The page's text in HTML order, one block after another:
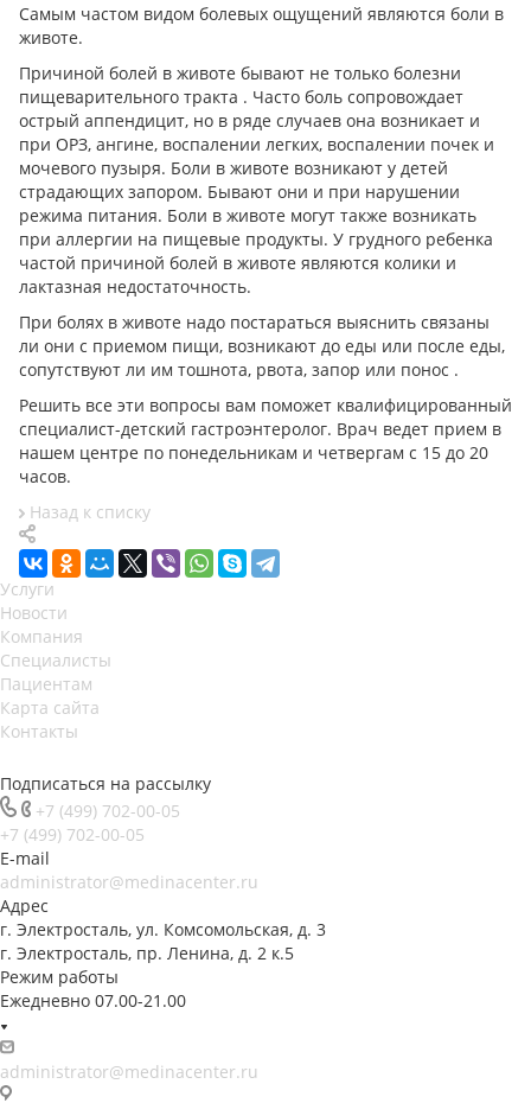
Самым частом видом болевых ощущений являются боли в
животе.
Причиной болей в животе бывают не только болезни
пищеварительного тракта . Часто боль сопровождает
острый аппендицит, но в ряде случаев она возникает и
при ОРЗ, ангине, воспалении легких, воспалении почек и
мочевого пузыря. Боли в животе возникают у детей
страдающих запором. Бывают они и при нарушении
режима питания. Боли в животе могут также возникать
при аллергии на пищевые продукты. У грудного ребенка
частой причиной болей в животе являются колики и
лактазная недостаточность.
При болях в животе надо постараться выяснить связаны
ли они с приемом пищи, возникают до еды или после еды,
сопутствуют ли им тошнота, рвота, запор или понос .
Решить все эти вопросы вам поможет квалифицированный
специалист-детский гастроэнтеролог. Врач ведет прием в
нашем центре по понедельникам и четвергам с 15 до 20
часов.
Назад к списку
Услуги
Новости
Компания
Специалисты
Пациентам
Карта сайта
Контакты
Подписаться на рассылку
+7 (499) 702-00-05
+7 (499) 702-00-05
E-mail
administrator@medinacenter.ru
Адрес
г. Электросталь, ул. Комсомольская, д. 3
г. Электросталь, пр. Ленина, д. 2 к.5
Режим работы
Ежедневно 07.00-21.00
administrator@medinacenter.ru